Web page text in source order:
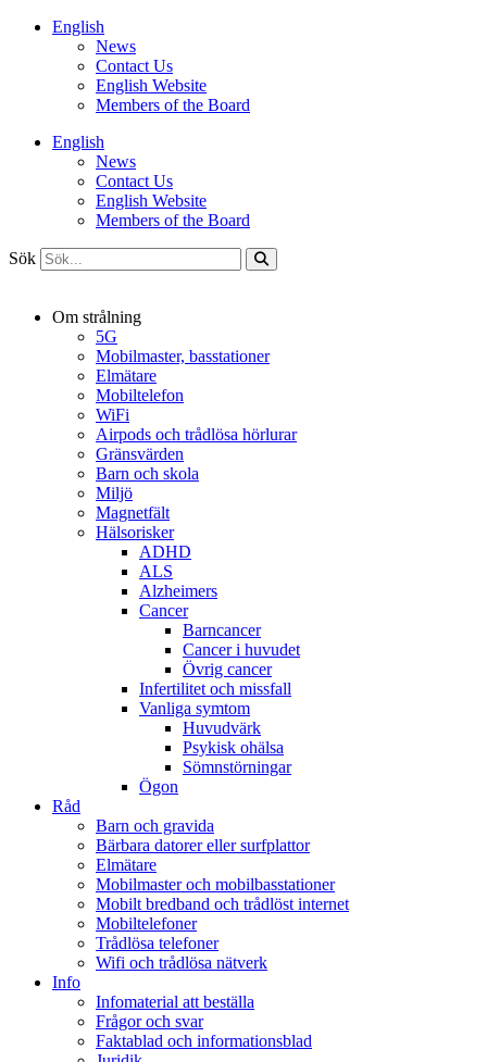
HoppaEnglish
News
Contact Us
English Website
Members of the Board
English
News
Contact Us
English Website
Members of the Board
Sök
Om strålning
5G
Mobilmaster, basstationer
Elmätare
Mobiltelefon
WiFi
Airpods och trådlösa hörlurar
Gränsvärden
Barn och skola
Miljö
Magnetfält
Hälsorisker
ADHD
ALS
Alzheimers
Cancer
Barncancer
Cancer i huvudet
Övrig cancer
Infertilitet och missfall
Vanliga symtom
Huvudvärk
Psykisk ohälsa
Sömnstörningar
Ögon
Råd
Barn och gravida
Bärbara datorer eller surfplattor
Elmätare
Mobilmaster och mobilbasstationer
Mobilt bredband och trådlöst internet
Mobiltelefoner
Trådlösa telefoner
Wifi och trådlösa nätverk
Info
Infomaterial att beställa
Frågor och svar
Faktablad och informationsblad